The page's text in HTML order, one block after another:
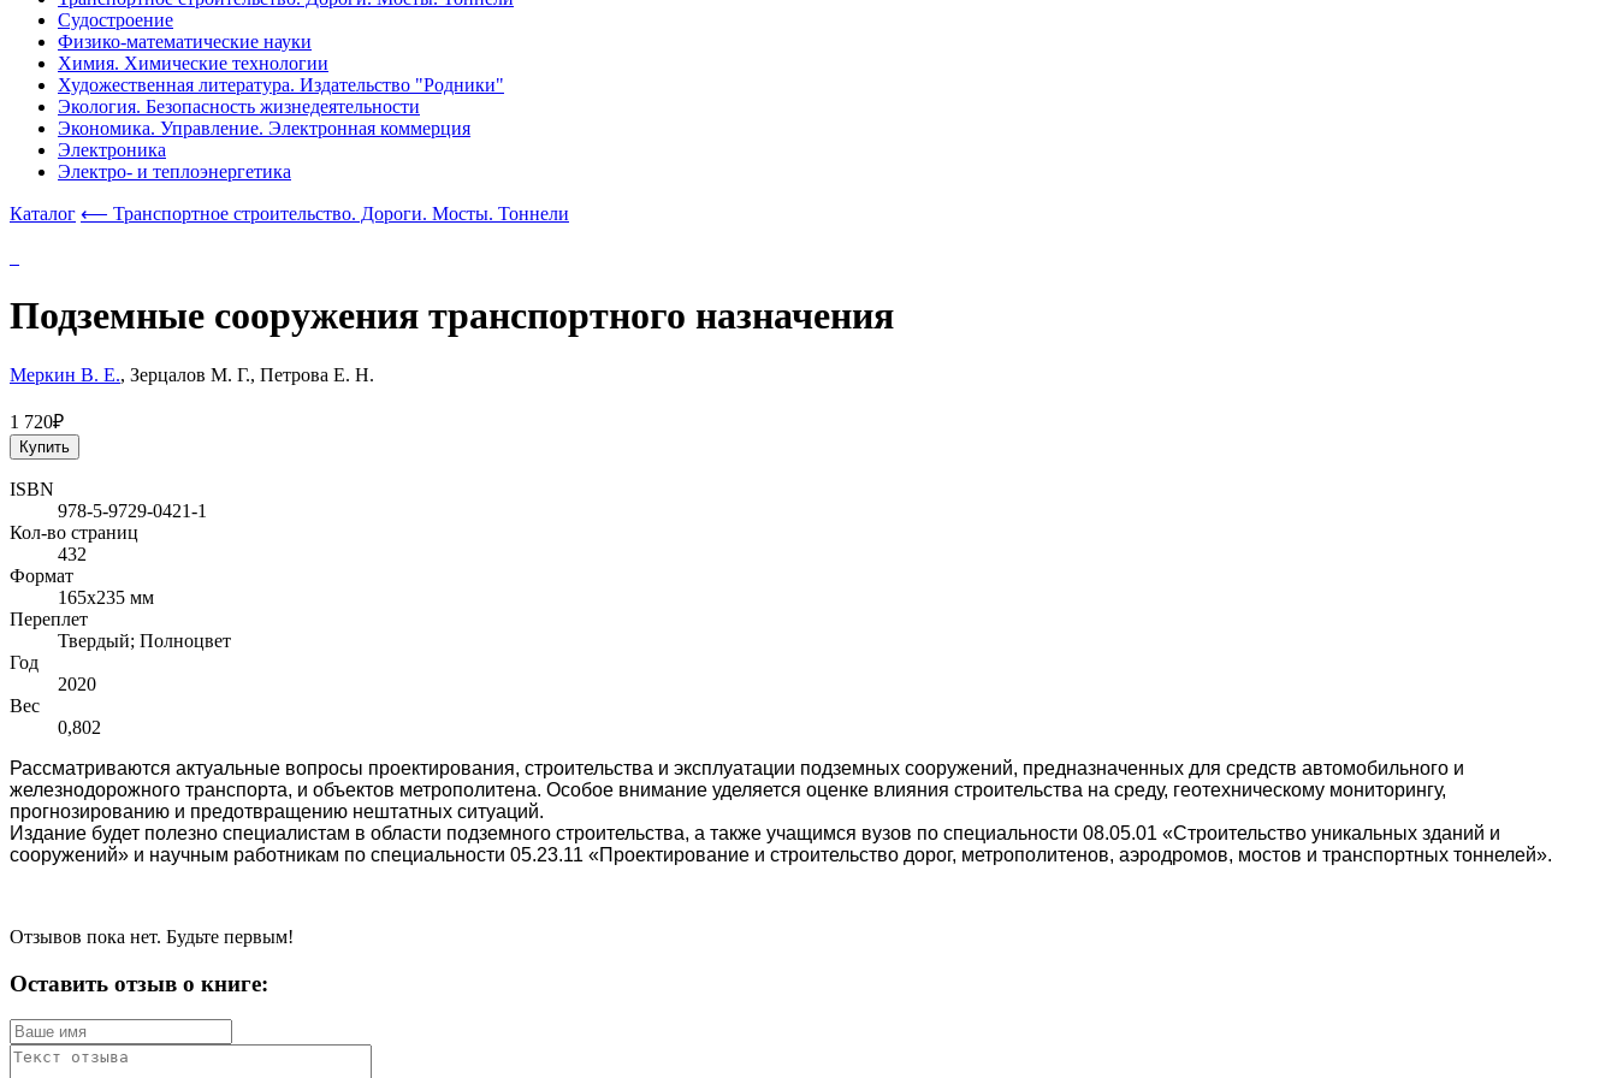
Судостроение
Физико-математические науки
Химия. Химические технологии
Художественная литература. Издательство "Родники"
Экология. Безопасность жизнедеятельности
Экономика. Управление. Электронная коммерция
Электроника
Электро- и теплоэнергетика
Каталог ⟵ Транспортное строительство. Дороги. Мосты. Тоннели
Подземные сооружения транспортного назначения
Меркин В. Е., Зерцалов М. Г., Петрова Е. Н.
1 720₽
Купить
ISBN
978-5-9729-0421-1
Кол-во страниц
432
Формат
165x235 мм
Переплет
Твердый; Полноцвет
Год
2020
Вес
0,802
Рассматриваются актуальные вопросы проектирования, строительства и эксплуатации подземных сооружений, предназначенных для средств автомобильного и
железнодорожного транспорта, и объектов метрополитена. Особое внимание уделяется оценке влияния строительства на среду, геотехническому мониторингу,
прогнозированию и предотвращению нештатных ситуаций.
Издание будет полезно специалистам в области подземного строительства, а также учащимся вузов по специальности 08.05.01 «Строительство уникальных зданий и
сооружений» и научным работникам по специальности 05.23.11 «Проектирование и строительство дорог, метрополитенов, аэродромов, мостов и транспортных тоннелей».
Отзывов пока нет. Будьте первым!
Оставить отзыв о книге: